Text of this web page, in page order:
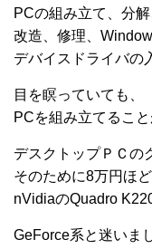
PCの組み立て、分解
改造、修理、
デバイスドライバの
目を瞑っていても、
PCを組み立てるこ
デスクトップＰＣの
そのために8万円ほ
nVidiaのQuadro
GeForce系と迷いま